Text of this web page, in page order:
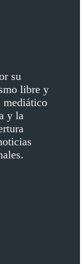
su
libre y
mediático
y la